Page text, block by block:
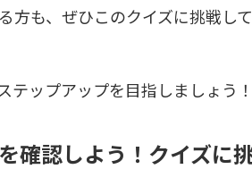
方も、ぜひこのクイズに挑戦し
テップアップを目指しましょう！
確認しよう！クイズに